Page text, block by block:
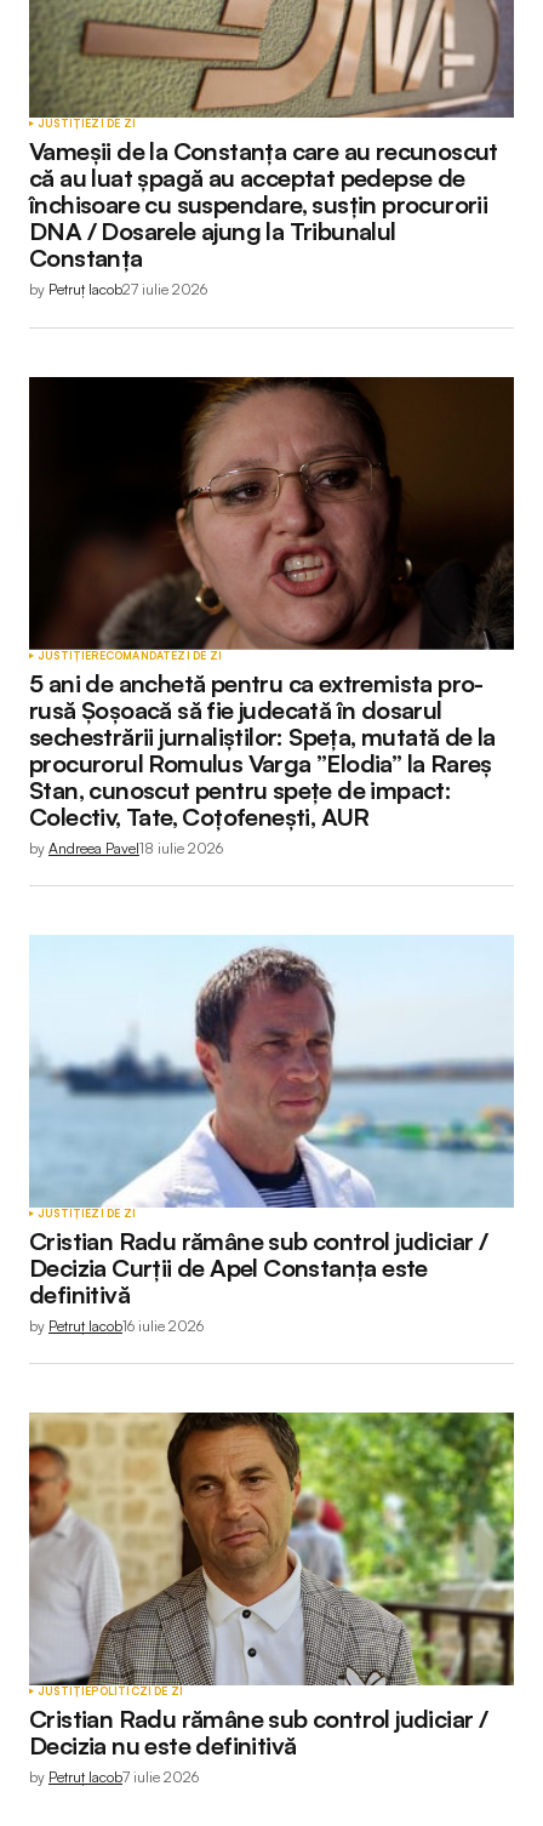
JUSTIȚIEZI DE ZI
Vameșii de la Constanța care au recunoscut
că au luat șpagă au acceptat pedepse de
închisoare cu suspendare, susțin procurorii
DNA / Dosarele ajung la Tribunalul
Constanța
by Petruț Iacob27 iulie 2026
JUSTIȚIERECOMANDATEZI DE ZI
5 ani de anchetă pentru ca extremista pro-
rusă Șoșoacă să fie judecată în dosarul
sechestrării jurnaliștilor: Speța, mutată de la
procurorul Romulus Varga ”Elodia” la Rareș
Stan, cunoscut pentru spețe de impact:
Colectiv, Tate, Coțofenești, AUR
by Andreea Pavel18 iulie 2026
JUSTIȚIEZI DE ZI
Cristian Radu rămâne sub control judiciar /
Decizia Curții de Apel Constanța este
definitivă
by Petruț Iacob16 iulie 2026
JUSTIȚIEPOLITICZI DE ZI
Cristian Radu rămâne sub control judiciar /
Decizia nu este definitivă
by Petruț Iacob7 iulie 2026